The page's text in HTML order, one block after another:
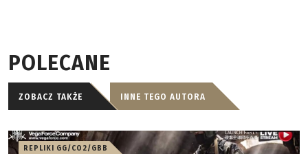
POLECANE
ZOBACZ TAKŻE INNE TEGO AUTORA
REPLIKI GG/CO2/GBB